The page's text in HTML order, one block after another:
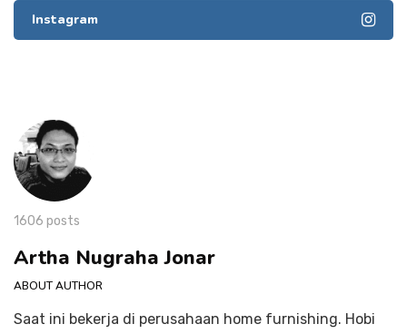
Instagram
1606 posts
Artha Nugraha Jonar
ABOUT AUTHOR
Saat ini bekerja di perusahaan home furnishing. Hobi